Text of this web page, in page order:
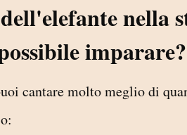
nella
imparare?
cantare molto meglio di